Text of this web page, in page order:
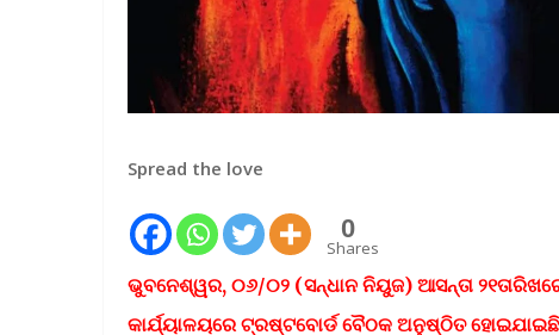
Spread the love
0
Shares
ଭୁବନେଶ୍ୱର, ୦୬/୦୨ (ସନ୍ଧାନ ନିୟୁଜ) ଆସନ୍ତା
କାର୍ଯ୍ୟାଳୟରେ ଟ୍ରଷ୍ଟବୋର୍ଡ ବୈଠକ ଅନୁଷ୍ଠିତ ହୋଇଯାଇଛି